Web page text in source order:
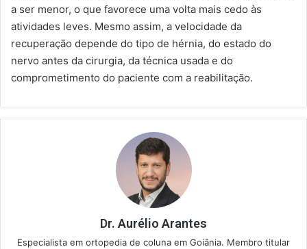
a ser menor, o que favorece uma volta mais cedo às
atividades leves. Mesmo assim, a velocidade da
recuperação depende do tipo de hérnia, do estado do
nervo antes da cirurgia, da técnica usada e do
comprometimento do paciente com a reabilitação.
Dr. Aurélio Arantes
Especialista em ortopedia de coluna em Goiânia. Membro titular